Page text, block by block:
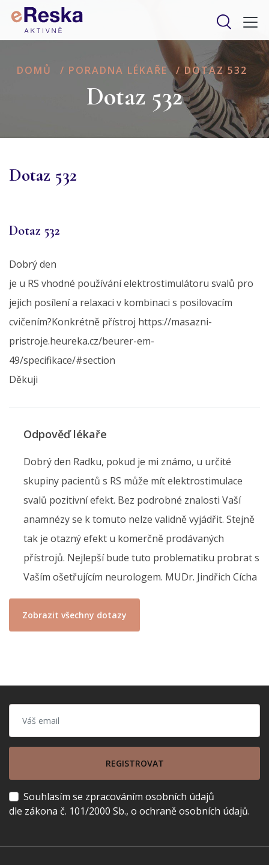
DOMŮ / PORADNA LÉKAŘE / DOTAZ 532
Dotaz 532
Dotaz 532
Dotaz 532
Dobrý den
je u RS vhodné používání elektrostimulátoru svalů pro
jejich posílení a relaxaci v kombinaci s posilovacím
cvičením?Konkrétně přístroj https://masazni-
pristroje.heureka.cz/beurer-em-
49/specifikace/#section
Děkuji
Odpověď lékaře
Dobrý den Radku, pokud je mi známo, u určité
skupiny pacientů s RS může mít elektrostimulace
svalů pozitivní efekt. Bez podrobné znalosti Vaší
anamnézy se k tomuto nelze validně vyjádřit. Stejně
tak je otazný efekt u komerčně prodávaných
přístrojů. Nejlepší bude tuto problematiku probrat s
Vaším ošetřujícím neurologem. MUDr. Jindřich Cícha
Zobrazit všechny dotazy
REGISTROVAT
Souhlasím se zpracováním osobních údajů
dle zákona č. 101/2000 Sb., o ochraně osobních údajů.